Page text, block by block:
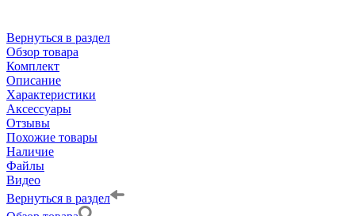
Вернуться в раздел
Обзор товара
Комплект
Описание
Характеристики
Аксессуары
Отзывы
Похожие товары
Наличие
Файлы
Видео
Вернуться в раздел